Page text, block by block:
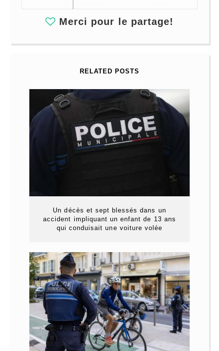
Merci pour le partage!
RELATED POSTS
Un décès et sept blessés dans un
accident impliquant un enfant de 13 ans
qui conduisait une voiture volée